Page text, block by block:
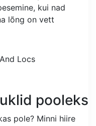
kui nad
lõng on vett
pooleks
pole? Minni hiire